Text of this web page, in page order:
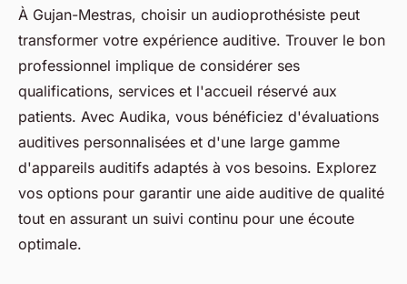
Trouver l'audioprothésiste
idéal à gujan-mestras
fabienne•22 avril 2025•7 min de lecture
À Gujan-Mestras, choisir un audioprothésiste peut
transformer votre expérience auditive. Trouver le bon
professionnel implique de considérer ses
qualifications, services et l'accueil réservé aux
patients. Avec Audika, vous bénéficiez d'évaluations
auditives personnalisées et d'une large gamme
d'appareils auditifs adaptés à vos besoins. Explorez
vos options pour garantir une aide auditive de qualité
tout en assurant un suivi continu pour une écoute
optimale.